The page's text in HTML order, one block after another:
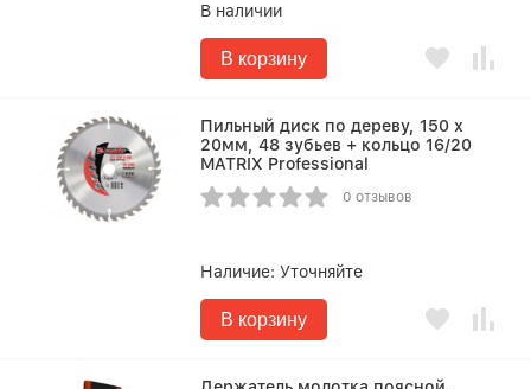
В наличии
В корзину
Пильный диск по дереву, 150 х
20мм, 48 зубьев + кольцо 16/20
MATRIX Professional
0 отзывов
Наличие:Уточняйте
В корзину